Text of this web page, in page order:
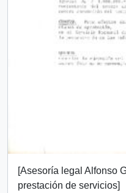
[Asesoría legal Alfonso
prestación de servicios]